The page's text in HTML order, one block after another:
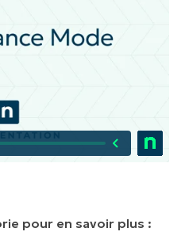
pour en savoir plus :